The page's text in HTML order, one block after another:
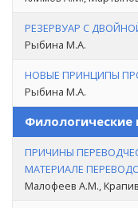
РЕЗЕРВУАР С
Рыбина М.А.
НОВЫЕ ПРИНЦИПЫ
Рыбина М.А.
Филологические
ПРИЧИНЫ
МАТЕРИАЛЕ
Малофеев А.М.,